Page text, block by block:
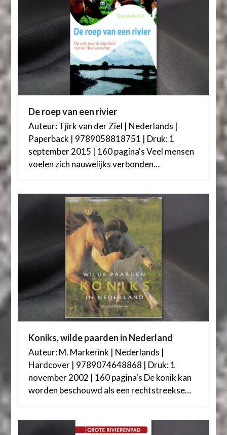
De roep van een rivier
Auteur: Tjirk van der Ziel | Nederlands |
Paperback | 9789058818751 | Druk: 1
september 2015 | 160 pagina's Veel mensen
voelen zich nauwelijks verbonden…
Koniks, wilde paarden in Nederland
Auteur: M. Markerink | Nederlands |
Hardcover | 9789074648868 | Druk: 1
november 2002 | 160 pagina's De konik kan
worden beschouwd als een rechtstreekse…